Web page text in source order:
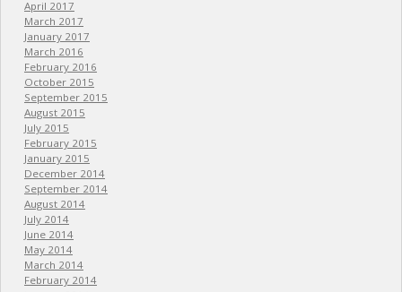
April 2017
March 2017
January 2017
March 2016
February 2016
October 2015
September 2015
August 2015
July 2015
February 2015
January 2015
December 2014
September 2014
August 2014
July 2014
June 2014
May 2014
March 2014
February 2014